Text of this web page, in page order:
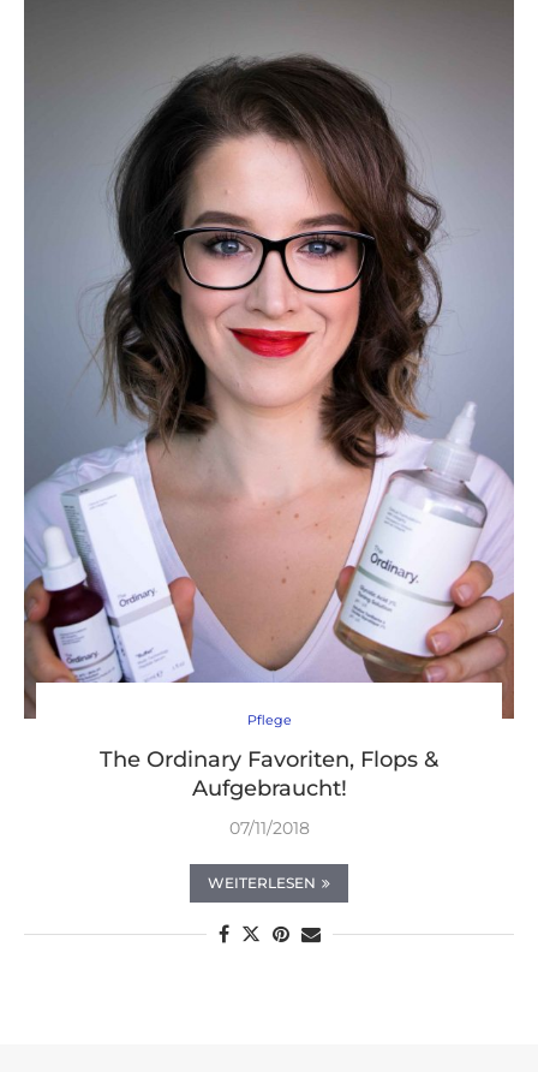
Pflege
The Ordinary Favoriten, Flops &
Aufgebraucht!
07/11/2018
WEITERLESEN